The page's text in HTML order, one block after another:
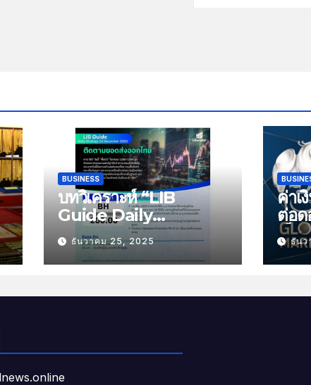
BUSINESS
บทวิเคราะห์ “LIB
Guide Daily
Strategy” ประจำวัน
พฤหัสที่ 25 ธันวาคม
2568 หัวข้อ “ติดตาม
ธันวาคม 25, 2025
ค่าเ
ต่อด
เล็ก
ธัน